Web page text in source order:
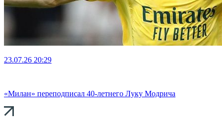
23.07.26 20:29
«Милан» переподписал 40-летнего Луку Модрича